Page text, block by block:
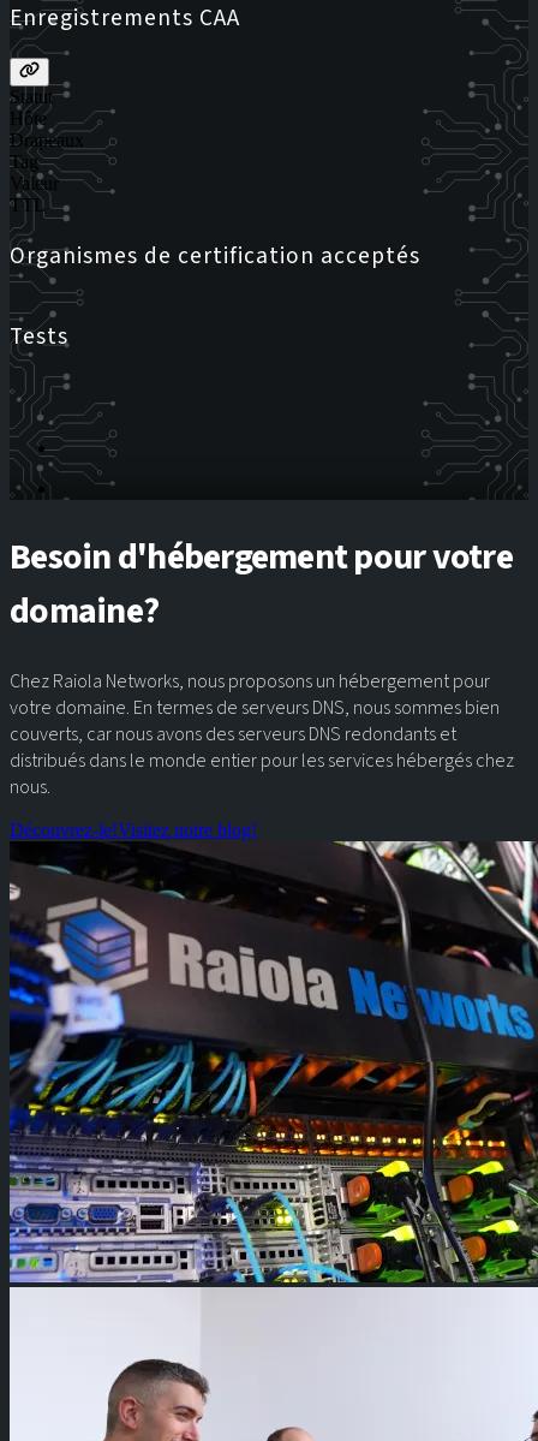
Enregistrements CAA
Statut
Hôte
Drapeaux
Tag
Valeur
TTL
Organismes de certification acceptés
Tests
Besoin d'hébergement pour votre
domaine?
Chez Raiola Networks, nous proposons un hébergement pour
votre domaine. En termes de serveurs DNS, nous sommes bien
couverts, car nous avons des serveurs DNS redondants et
distribués dans le monde entier pour les services hébergés chez
nous.
Découvrez-le!Visitez notre blog!